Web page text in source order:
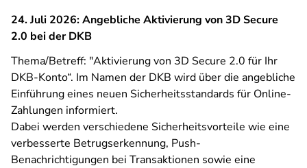
24. Juli 2026: Angebliche Aktivierung von 3D Secure
2.0 bei der DKB
Thema/Betreff: "Aktivierung von 3D Secure 2.0 für Ihr
DKB-Konto“. Im Namen der DKB wird über die angebliche
Einführung eines neuen Sicherheitsstandards für Online-
Zahlungen informiert.
Dabei werden verschiedene Sicherheitsvorteile wie eine
verbesserte Betrugserkennung, Push-
Benachrichtigungen bei Transaktionen sowie eine